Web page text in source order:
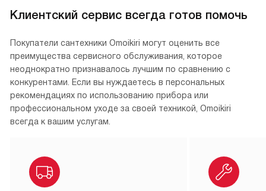
Клиентский сервис всегда готов помочь
Покупатели сантехники Omoikiri могут оценить все
преимущества сервисного обслуживания, которое
неоднократно признавалось лучшим по сравнению с
конкурентами. Если вы нуждаетесь в персональных
рекомендациях по использованию прибора или
профессиональном уходе за своей техникой, Omoikiri
всегда к вашим услугам.